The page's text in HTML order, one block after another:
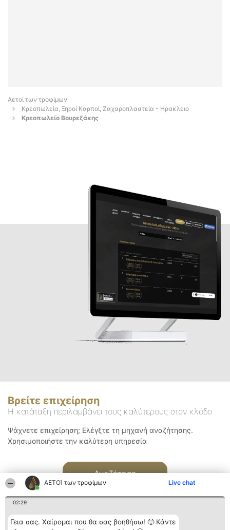
ΑΕΤΟΊ των τροφίμων Live chat
02:29
Γεια σας. Χαίρομαι που θα σας βοηθήσω! 🙂 Κάντε
Αετοί των τροφίμων
Κρεοπωλεία, Ξηροί Καρποί, Ζαχαροπλαστεία - Ηρακλειο
Κρεοπωλείο Βουρεξάκης
Βρείτε επιχείρηση
Η κατάταξη περιλαμβάνει τους καλύτερους στον κλάδο
Ψάχνετε επιχείρηση; Ελέγξτε τη μηχανή αναζήτησης.
Χρησιμοποιήστε την καλύτερη υπηρεσία
Αναζήτηση